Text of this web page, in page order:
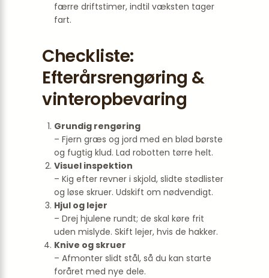
færre driftstimer, indtil væksten tager
fart.
Checkliste:
Efterårsrengøring &
vinteropbevaring
Grundig rengøring
– Fjern græs og jord med en blød børste
og fugtig klud. Lad robotten tørre helt.
Visuel inspektion
– Kig efter revner i skjold, slidte stødlister
og løse skruer. Udskift om nødvendigt.
Hjul og lejer
– Drej hjulene rundt; de skal køre frit
uden mislyde. Skift lejer, hvis de hakker.
Knive og skruer
– Afmonter slidt stål, så du kan starte
foråret med nye dele.